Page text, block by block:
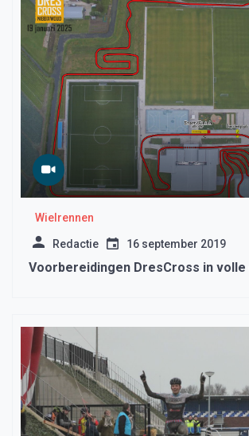
Wielrennen
Redactie 16 september 2019
Voorbereidingen DresCross in volle